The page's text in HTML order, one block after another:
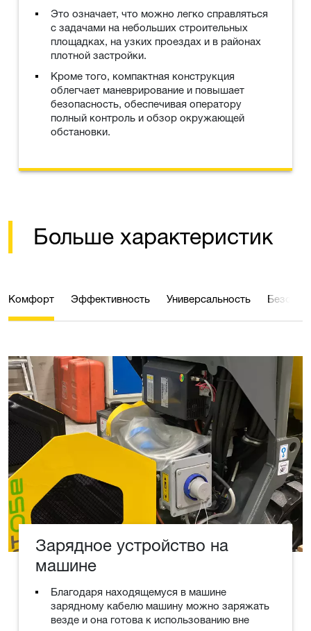
Это означает, что можно легко справляться
с задачами на небольших строительных
площадках, на узких проездах и в районах
плотной застройки.
Кроме того, компактная конструкция
облегчает маневрирование и повышает
безопасность, обеспечивая оператору
полный контроль и обзор окружающей
обстановки.
Больше характеристик
Комфорт Эффективность Универсальность
Зарядное устройство на
машине
Благодаря находящемуся в машине
зарядному кабелю машину можно заряжать
везде и она готова к использованию вне